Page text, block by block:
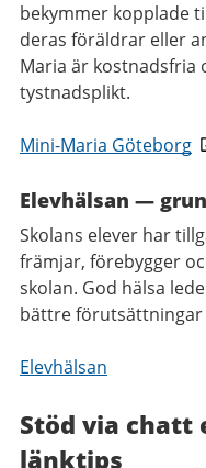
bekymmer kopplade
deras föräldrar eller
Maria är kostnadsfria
tystnadsplikt.
Mini-Maria Göteborg
Elevhälsan​ —
Skolans elever har
främjar, förebygger
skolan. God hälsa
bättre förutsättningar
Elevhälsan
Stöd via chatt
länktips​